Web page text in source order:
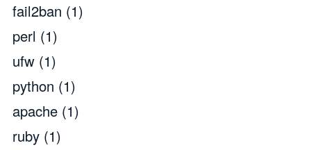
fail2ban (1)
perl (1)
ufw (1)
python (1)
apache (1)
ruby (1)